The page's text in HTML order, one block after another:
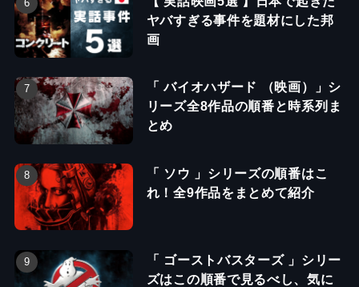
ヤバすぎる事件を題材にした邦
画
「 バイオハザード （映画）」シ
リーズ全8作品の順番と時系列ま
とめ
「 ソウ 」シリーズの順番はこ
れ！全9作品をまとめて紹介
「 ゴーストバスターズ 」シリー
ズはこの順番で見るべし、気に